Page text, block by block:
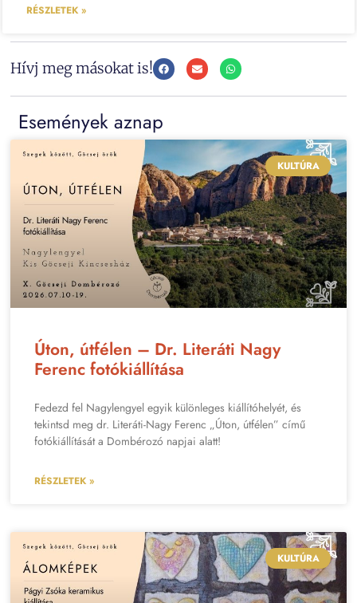
RÉSZLETEK »
Hívj meg másokat is!
Események aznap
KULTÚRA
Úton, útfélen – Dr. Literáti Nagy
Ferenc fotókiállítása
Fedezd fel Nagylengyel egyik különleges kiállítóhelyét, és
tekintsd meg dr. Literáti-Nagy Ferenc „Úton, útfélen” című
fotókiállítását a Dombérozó napjai alatt!
RÉSZLETEK »
KULTÚRA